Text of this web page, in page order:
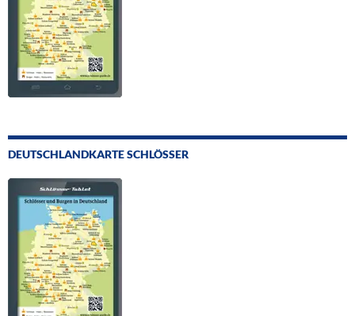
DEUTSCHLANDKARTE SCHLÖSSER